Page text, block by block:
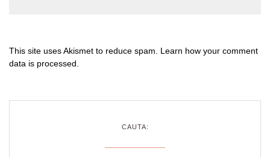
This site uses Akismet to reduce spam. Learn how your comment
data is processed
CAUTA: